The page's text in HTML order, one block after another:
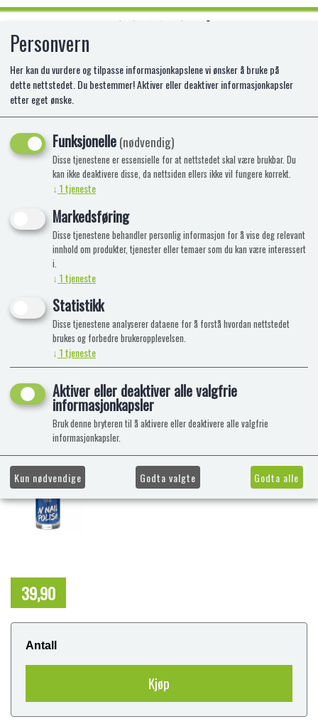
UV NAIL POLISH BLUE
39,90
Antall
Kjøp
Personvern
Her kan du vurdere og tilpasse informasjonkapslene vi ønsker å bruke på
dette nettstedet. Du bestemmer! Aktiver eller deaktiver informasjonkapsler
etter eget ønske.
Funksjonelle(nødvendig)
Disse tjenestene er essensielle for at nettstedet skal være brukbar. Du
kan ikke deaktivere disse, da nettsiden ellers ikke vil fungere korrekt.
↓ 1tjeneste
Markedsføring
Disse tjenestene behandler personlig informasjon for å vise deg relevant
innhold om produkter, tjenester eller temaer som du kan være interessert
i.
↓ 1tjeneste
Statistikk
Disse tjenestene analyserer dataene for å forstå hvordan nettstedet
brukes og forbedre brukeropplevelsen.
↓ 1tjeneste
Aktiver eller deaktiver alle valgfrie
informasjonkapsler
Bruk denne bryteren til å aktivere eller deaktivere alle valgfrie
informasjonkapsler.
Kun nødvendige Godta valgte Godta alle